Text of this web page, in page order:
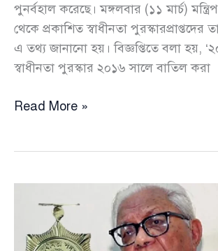
পুনর্বহাল করেছে। মঙ্গলবার (১১ মার্চ)
থেকে প্রকাশিত স্বাধীনতা পুরস্কারপ্রাপ্তদের
এ তথ্য জানানো হয়। বিজ্ঞপ্তিতে বলা হয়,
স্বাধীনতা পুরস্কার ২০১৬ সালে বাতিল করা
শহীদ
মরণোত্তর
স্বাধীনতা
বহাল
Read More »